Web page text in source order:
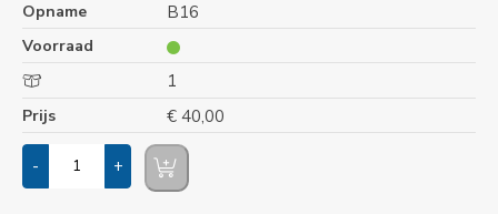
Opname B16
Voorraad
1
Prijs € 40,00
- +